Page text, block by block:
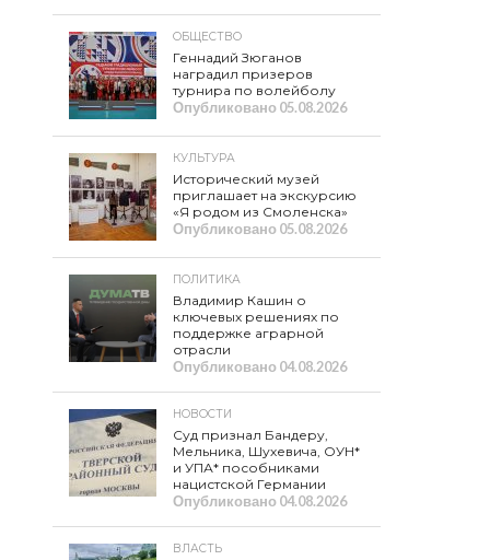
ОБЩЕСТВО
Геннадий Зюганов
наградил призеров
турнира по волейболу
Опубликовано05.08.2026
КУЛЬТУРА
Исторический музей
приглашает на экскурсию
«Я родом из Смоленска»
Опубликовано05.08.2026
ПОЛИТИКА
Владимир Кашин о
ключевых решениях по
поддержке аграрной
отрасли
Опубликовано04.08.2026
НОВОСТИ
Суд признал Бандеру,
Мельника, Шухевича, ОУН*
и УПА* пособниками
нацистской Германии
Опубликовано04.08.2026
ВЛАСТЬ